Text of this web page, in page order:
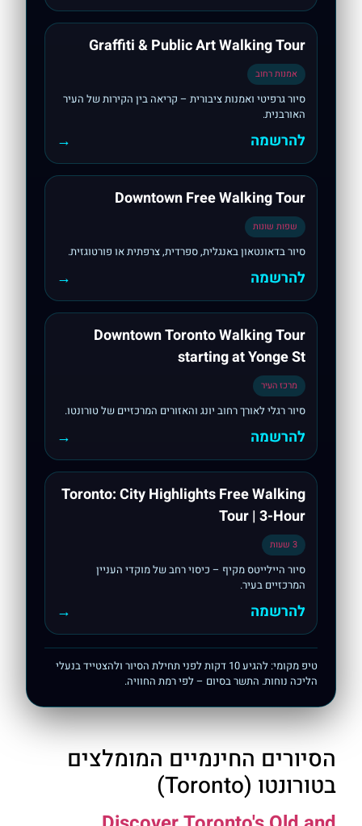
Graffiti & Public Art Walking Tour
אמנות רחוב
סיור גרפיטי ואמנות ציבורית – קריאה בין הקירות של העיר
האורבנית.
להרשמה →
Downtown Free Walking Tour
שפות שונות
סיור בדאונטאון באנגלית, ספרדית, צרפתית או פורטוגזית.
להרשמה →
Downtown Toronto Walking Tour
starting at Yonge St
מרכז העיר
סיור רגלי לאורך רחוב יונג והאזורים המרכזיים של טורונטו.
להרשמה →
Toronto: City Highlights Free Walking
Tour | 3-Hour
3 שעות
סיור היילייטס מקיף – כיסוי רחב של מוקדי העניין
המרכזיים בעיר.
להרשמה →
טיפ מקומי: להגיע 10 דקות לפני תחילת הסיור ולהצטייד בנעלי
הליכה נוחות. התשר בסיום – לפי רמת החוויה.
הסיורים החינמיים המומלצים
בטורונטו (Toronto)